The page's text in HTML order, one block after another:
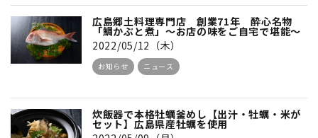
広島郷土料理専門店 創業71年 酔心名物
「鯛かぶと煮」～お店の味をご自宅で堪能～
2022/05/12（木）
お知らせ ニュース
炊飯器で本格牡蠣釜めし【出汁・牡蠣・米が
セット】広島県産牡蠣を使用